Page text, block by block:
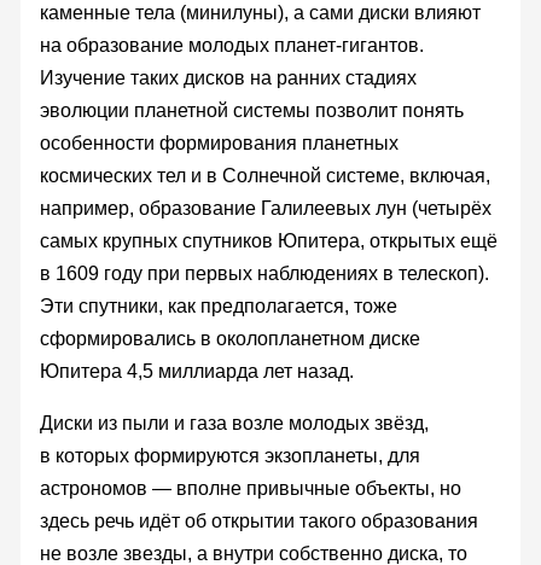
каменные тела (минилуны), а сами диски влияют
на образование молодых планет-гигантов.
Изучение таких дисков на ранних стадиях
эволюции планетной системы позволит понять
особенности формирования планетных
космических тел и в Солнечной системе, включая,
например, образование Галилеевых лун (четырёх
самых крупных спутников Юпитера, открытых ещё
в 1609 году при первых наблюдениях в телескоп).
Эти спутники, как предполагается, тоже
сформировались в околопланетном диске
Юпитера 4,5 миллиарда лет назад.
Диски из пыли и газа возле молодых звёзд,
в которых формируются экзопланеты, для
астрономов — вполне привычные объекты, но
здесь речь идёт об открытии такого образования
не возле звезды, а внутри собственно диска, то